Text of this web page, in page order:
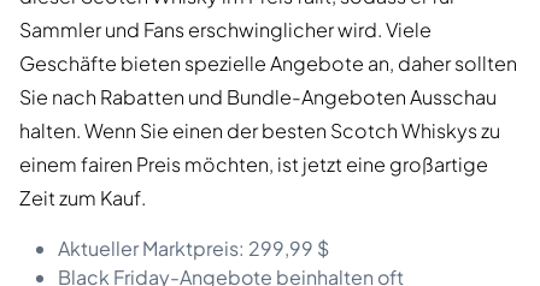
Sammler und Fans erschwinglicher wird. Viele
Geschäfte bieten spezielle Angebote an, daher sollten
Sie nach Rabatten und Bundle-Angeboten Ausschau
halten. Wenn Sie einen der besten Scotch Whiskys zu
einem fairen Preis möchten, ist jetzt eine großartige
Zeit zum Kauf.
Aktueller Marktpreis: 299,99 $
Black Friday-Angebote beinhalten oft